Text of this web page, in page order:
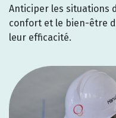
Anticiper les situations
confort et le bien-être
leur efficacité.